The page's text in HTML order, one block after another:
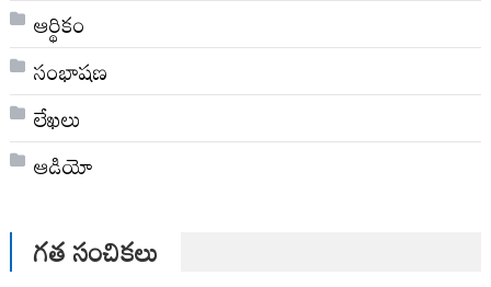
ఆర్థికం
సంభాషణ
లేఖలు
ఆడియో
గత సంచికలు